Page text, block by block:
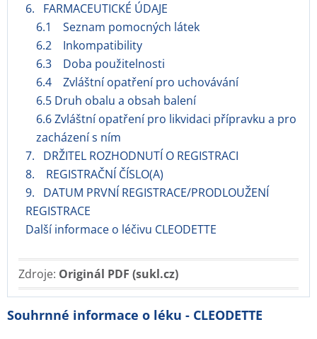
6. FARMACEUTICKÉ ÚDAJE
6.1 Seznam pomocných látek
6.2 Inkompatibility
6.3 Doba použitelnosti
6.4 Zvláštní opatření pro uchovávání
6.5 Druh obalu a obsah balení
6.6 Zvláštní opatření pro likvidaci přípravku a pro
zacházení s ním
7. DRŽITEL ROZHODNUTÍ O REGISTRACI
8. REGISTRAČNÍ ČÍSLO(A)
9. DATUM PRVNÍ REGISTRACE/PRODLOUŽENÍ
REGISTRACE
Další informace o léčivu CLEODETTE
Zdroje: Originál PDF (sukl.cz)
Souhrnné informace o léku - CLEODETTE